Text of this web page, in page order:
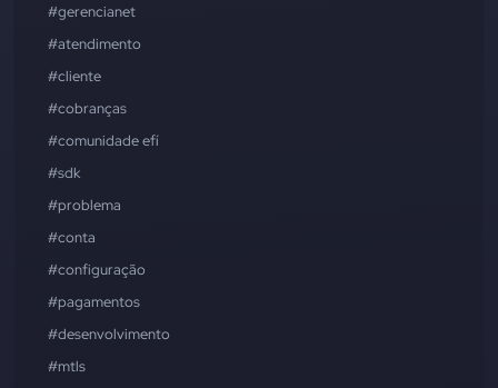
#gerencianet
#atendimento
#cliente
#cobranças
#comunidade efí
#sdk
#problema
#conta
#configuração
#pagamentos
#desenvolvimento
#mtls